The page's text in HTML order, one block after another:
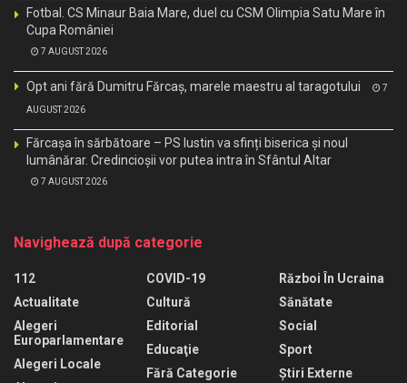
Fotbal. CS Minaur Baia Mare, duel cu CSM Olimpia Satu Mare în
Cupa României
7 AUGUST 2026
Opt ani fără Dumitru Fărcaș, marele maestru al taragotului 7
AUGUST 2026
Fărcașa în sărbătoare – PS Iustin va sfinți biserica și noul
lumânărar. Credincioșii vor putea intra în Sfântul Altar
7 AUGUST 2026
Navighează după categorie
112
Actualitate
Alegeri
Europarlamentare
Alegeri Locale
COVID-19
Cultură
Editorial
Educaţie
Fără Categorie
Război În Ucraina
Sănătate
Social
Sport
Știri Externe